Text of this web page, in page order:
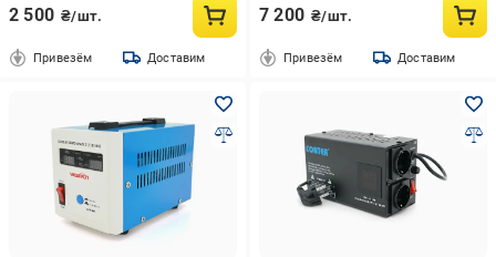
2 500 ₴/шт.
Привезём Доставим
7 200 ₴/шт.
Привезём Доставим